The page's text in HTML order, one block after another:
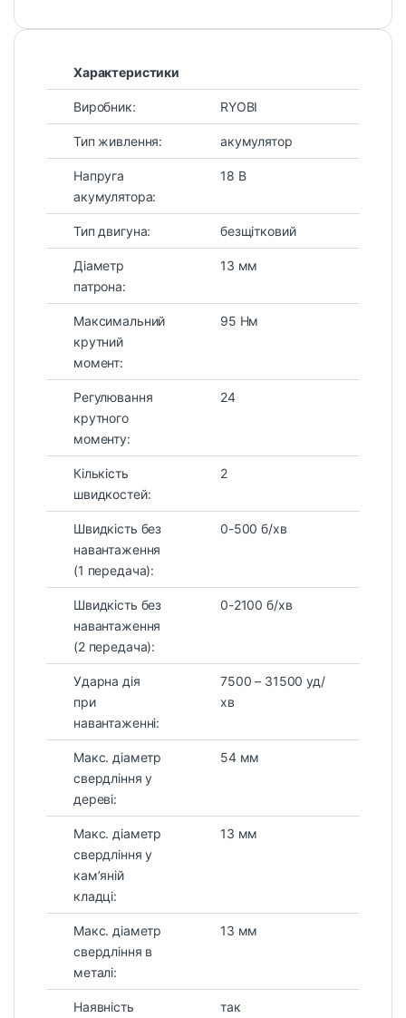
Характеристики
Виробник: RYOBI
Тип живлення: акумулятор
Напруга
акумулятора:
18 В
Тип двигуна: безщітковий
Діаметр
патрона:
13 мм
Максимальний
крутний
момент:
95 Нм
Регулювання
крутного
моменту:
24
Кількість
швидкостей:
2
Швидкість без
навантаження
(1 передача):
0-500 б/хв
Швидкість без
навантаження
(2 передача):
0-2100 б/хв
Ударна дія
при
навантаженні:
7500 – 31500 уд/
хв
Макс. діаметр
свердління у
дереві:
54 мм
Макс. діаметр
свердління у
кам’яній
кладці:
13 мм
Макс. діаметр
свердління в
металі:
13 мм
Наявність
так